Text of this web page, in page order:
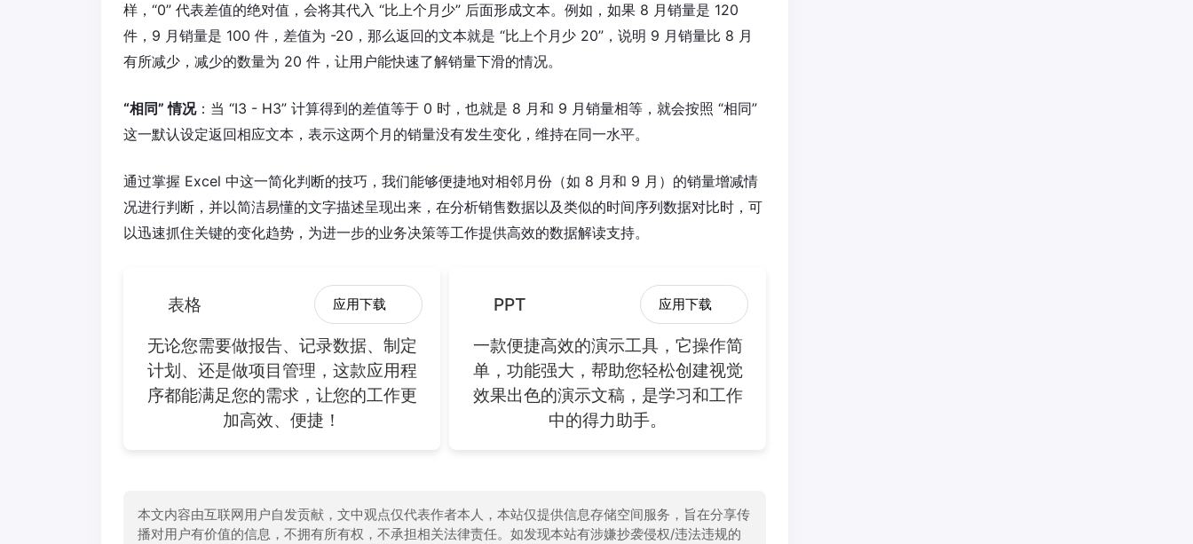
样，“0” 代表差值的绝对值，会将其代入 “比上个月少” 后面形成文本。例如，如果 8 月销量是 120
件，9 月销量是 100 件，差值为 -20，那么返回的文本就是 “比上个月少 20”，说明 9 月销量比 8 月
有所减少，减少的数量为 20 件，让用户能快速了解销量下滑的情况。
“相同” 情况：当 “I3 - H3” 计算得到的差值等于 0 时，也就是 8 月和 9 月销量相等，就会按照 “相同”
这一默认设定返回相应文本，表示这两个月的销量没有发生变化，维持在同一水平。
通过掌握 Excel 中这一简化判断的技巧，我们能够便捷地对相邻月份（如 8 月和 9 月）的销量增减情
况进行判断，并以简洁易懂的文字描述呈现出来，在分析销售数据以及类似的时间序列数据对比时，可
以迅速抓住关键的变化趋势，为进一步的业务决策等工作提供高效的数据解读支持。
表格 应用下载
无论您需要做报告、记录数据、制定
计划、还是做项目管理，这款应用程
序都能满足您的需求，让您的工作更
加高效、便捷！
PPT 应用下载
一款便捷高效的演示工具，它操作简
单，功能强大，帮助您轻松创建视觉
效果出色的演示文稿，是学习和工作
中的得力助手。
本文内容由互联网用户自发贡献，文中观点仅代表作者本人，本站仅提供信息存储空间服务，旨在分享传
播对用户有价值的信息，不拥有所有权，不承担相关法律责任。如发现本站有涉嫌抄袭侵权/违法违规的